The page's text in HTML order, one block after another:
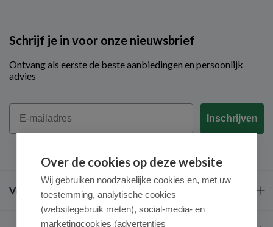
Schrijf je in voor onze nieuwsbrief
Ontvang als eerste de beste aanbiedingen en persoonlijk
advies
Email
Inschrijven
Veel gestelde vragen
Over de cookies op deze website
Wij gebruiken noodzakelijke cookies en, met uw
toestemming, analytische cookies
(websitegebruik meten), social-media- en
marketingcookies (advertenties